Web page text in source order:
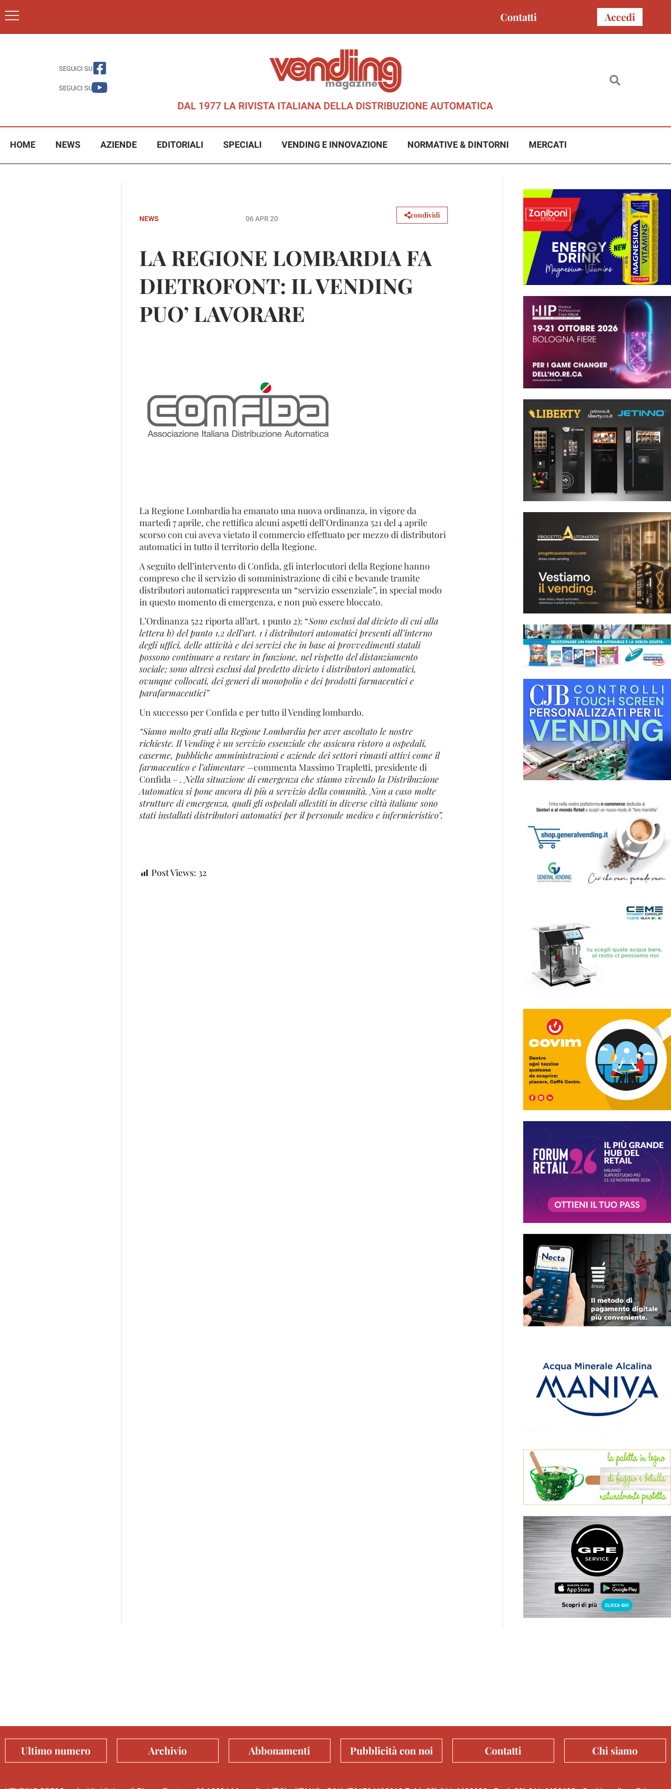
Contatti Accedi
SEGUICI SU
SEGUICI SU
HOME NEWS AZIENDE EDITORIALI SPECIALI VENDING E INNOVAZIONE NORMATIVE & DINTORNI MERCATI
NEWS 06 APR 20 condividi
LA REGIONE LOMBARDIA FA
DIETROFONT: IL VENDING
PUO’ LAVORARE
La Regione Lombardia ha emanato una nuova ordinanza, in vigore da
martedì 7 aprile, che rettifica alcuni aspetti dell’Ordinanza 521 del 4 aprile
scorso con cui aveva vietato il commercio effettuato per mezzo di distributori
automatici in tutto il territorio della Regione.
A seguito dell’intervento di Confida, gli interlocutori della Regione hanno
compreso che il servizio di somministrazione di cibi e bevande tramite
distributori automatici rappresenta un “servizio essenziale”, in special modo
in questo momento di emergenza, e non può essere bloccato.
L’Ordinanza 522 riporta all’art. 1 punto 2): “Sono esclusi dal divieto di cui alla
lettera b) del punto 1.2 dell’art. 1 i distributori automatici presenti all’interno
degli uffici, delle attività e dei servizi che in base ai provvedimenti statali
possono continuare a restare in funzione, nel rispetto del distanziamento
sociale; sono altresì esclusi dal predetto divieto i distributori automatici,
ovunque collocati, dei generi di monopolio e dei prodotti farmaceutici e
parafarmaceutici”
Un successo per Confida e per tutto il Vending lombardo.
“Siamo molto grati alla Regione Lombardia per aver ascoltato le nostre
richieste. Il Vending è un servizio essenziale che assicura ristoro a ospedali,
caserme, pubbliche amministrazioni e aziende dei settori rimasti attivi come il
farmaceutico e l’alimentare –commenta Massimo Trapletti, presidente di
Confida – . Nella situazione di emergenza che stiamo vivendo la Distribuzione
Automatica si pone ancora di più a servizio della comunità. Non a caso molte
strutture di emergenza, quali gli ospedali allestiti in diverse città italiane sono
stati installati distributori automatici per il personale medico e infermieristico”.
Post Views: 32
Ultimo numero Archivio Abbonamenti Pubblicità con noi Contatti Chi siamo